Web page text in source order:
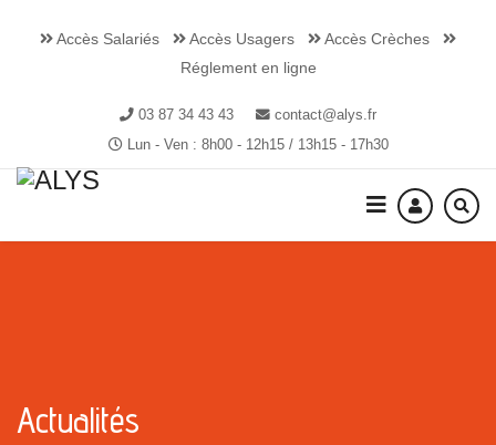
Accès Salariés Accès Usagers
Accès Crèches
Réglement en ligne
03 87 34 43 43
contact@alys.fr
Lun - Ven : 8h00 - 12h15 / 13h15 - 17h30
Actualités